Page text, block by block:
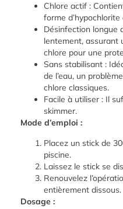
Chlore actif :
forme d’hypochlorite
Désinfection longue
lentement, assurant
chlore pour une
Sans stabilisant :
de l’eau, un
chlore classiques.
Facile à utiliser : Il
skimmer.
Mode d’emploi :
Placez un stick de
piscine.
Laissez le stick se
Renouvelez
entièrement dissous.
Dosage :